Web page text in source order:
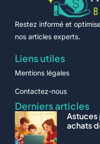
Restez informé et
nos articles experts.
Liens utiles
Mentions légales
Contactez-nous
Derniers articles
Astuces
achats